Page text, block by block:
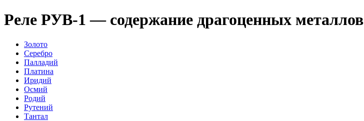
Реле РУВ-1 — содержание драгоценных металлов
Золото
Серебро
Палладий
Платина
Иридий
Осмий
Родий
Рутений
Тантал